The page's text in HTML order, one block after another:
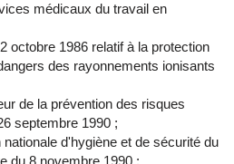
médicaux du travail en
octobre 1986 relatif à la protection
des rayonnements ionisants
de la prévention des risques
septembre 1990 ;
d'hygiène et de sécurité du
du 8 novembre 1990 ;